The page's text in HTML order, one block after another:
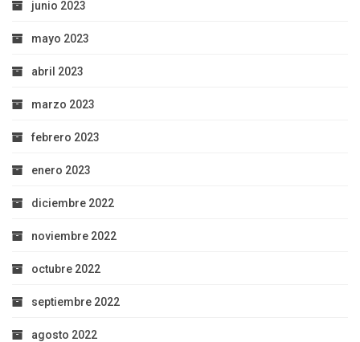
junio 2023
mayo 2023
abril 2023
marzo 2023
febrero 2023
enero 2023
diciembre 2022
noviembre 2022
octubre 2022
septiembre 2022
agosto 2022